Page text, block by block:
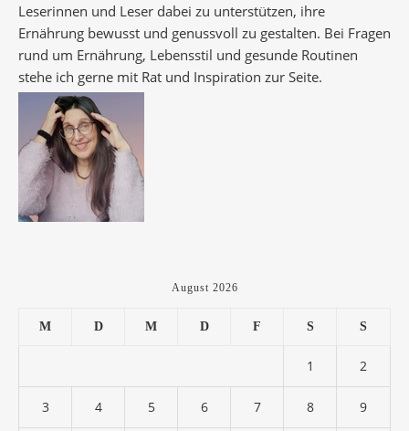
Leserinnen und Leser dabei zu unterstützen, ihre
Ernährung bewusst und genussvoll zu gestalten. Bei Fragen
rund um Ernährung, Lebensstil und gesunde Routinen
stehe ich gerne mit Rat und Inspiration zur Seite.
August 2026
M D M D F S S
1 2
3 4 5 6 7 8 9